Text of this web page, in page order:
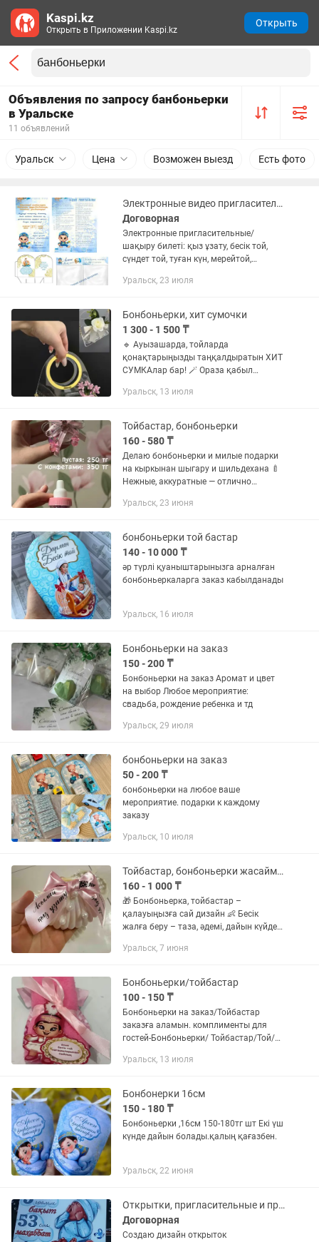
Объявления по запросу банбоньерки
в Уральске
11 объявлений
Уральск Цена Возможен выезд Есть фото
Электронные видео пригласительный, бонбоньерка, логотип
Договорная
Электронные пригласительные/
шақыру билеті: қыз ұзату, бесік той,
сүндет той, туған күн, мерейтой,
Логотип, эмблема для вашего бизнеса
Уральск, 23 июля
Бонбоньерки, хит сумочки
1 300 - 1 500 ₸
🔹 Ауызашарда, тойларда
қонақтарыңызды таңқалдыратын ХИТ
СУМКАлар бар! 🪄 Ораза қабыл
жоғары доставка тегін! 📍
РИЗА ЕТЕДІ! Ішіне...
Уральск, 13 июля
Тойбастар, бонбоньерки
160 - 580 ₸
Делаю бонбоньерки и милые подарки
на кыркынан шыгару и шильдехана 🍼
Нежные, аккуратные — отлично
Бонбоньерки из конфет: 160 тг за 1шт
Уральск, 23 июня
бонбоньерки той бастар
140 - 10 000 ₸
әр түрлі қуаныштарынызга арналған
бонбоньеркаларга заказ кабылданады
Уральск, 16 июля
Бонбоньерки на заказ
150 - 200 ₸
Бонбоньерки на заказ Аромат и цвет
на выбор Любое мероприятие:
свадьба, рождение ребенка и тд
Уральск, 29 июля
бонбоньерки на заказ
50 - 200 ₸
бонбоньерки на любое ваше
мероприятие. подарки к каждому
заказу
Уральск, 10 июля
Тойбастар, бонбоньерки жасаймыз
160 - 1 000 ₸
🎁 Бонбоньерка, тойбастар –
қалауыңызға сай дизайн 👶 Бесік
жалға беру – таза, әдемі, дайын күйде
тілек) 👕 Футболка, блокнот, кружка,
Уральск, 7 июня
Бонбоньерки/тойбастар
100 - 150 ₸
Бонбоньерки на заказ/Тойбастар
заказға аламын. комплименты для
гостей-Бонбоньерки/ Тойбастар/Той/
узату/Сырта салу/ Шілдехана/бесік той
Уральск, 13 июля
Бонбонерки 16см
150 - 180 ₸
Бонбоньерки ,16см 150-180тг шт Екі үш
күнде дайын болады.қалың қағазбен.
Уральск, 22 июня
Открытки, пригласительные и прочее
Договорная
Создаю дизайн открыток
Kaspi.kz
Открыть в Приложении Kaspi.kz
Открыть